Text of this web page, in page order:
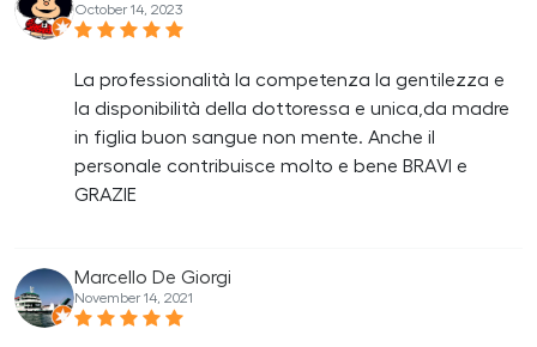
October 14, 2023
La professionalità la competenza la gentilezza e
la disponibilità della dottoressa e unica,da madre
in figlia buon sangue non mente. Anche il
personale contribuisce molto e bene BRAVI e
GRAZIE
Marcello De Giorgi
November 14, 2021